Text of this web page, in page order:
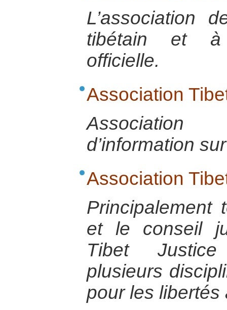
L’association
tibétain et à
officielle.
Association
d’information
Association
Principalement
et le conseil
Tibet
plusieurs
pour les libertés